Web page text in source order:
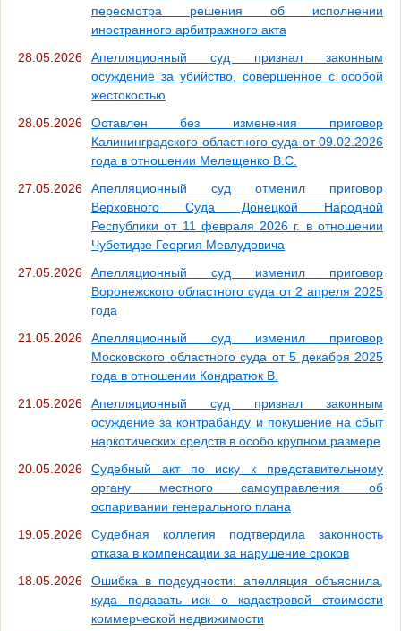
пересмотра решения об исполнении
иностранного арбитражного акта
28.05.2026
Апелляционный суд признал законным
осуждение за убийство, совершенное с особой
жестокостью
28.05.2026
Оставлен без изменения приговор
Калининградского областного суда от 09.02.2026
года в отношении Мелещенко В.С.
27.05.2026
Апелляционный суд отменил приговор
Верховного Суда Донецкой Народной
Республики от 11 февраля 2026 г. в отношении
Чубетидзе Георгия Мевлудовича
27.05.2026
Апелляционный суд изменил приговор
Воронежского областного суда от 2 апреля 2025
года
21.05.2026
Апелляционный суд изменил приговор
Московского областного суда от 5 декабря 2025
года в отношении Кондратюк В.
21.05.2026
Апелляционный суд признал законным
осуждение за контрабанду и покушение на сбыт
наркотических средств в особо крупном размере
20.05.2026
Судебный акт по иску к представительному
органу местного самоуправления об
оспаривании генерального плана
19.05.2026
Судебная коллегия подтвердила законность
отказа в компенсации за нарушение сроков
18.05.2026
Ошибка в подсудности: апелляция объяснила,
куда подавать иск о кадастровой стоимости
коммерческой недвижимости